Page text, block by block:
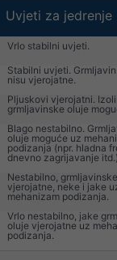
Uvjeti za jedrenje
Vrlo stabilni uvjeti.
Stabilni uvjeti.
nisu vjerojatne.
Pljuskovi vjerojatni.
grmljavinske oluje
Blago nestabilno.
oluje moguće uz
podizanja (npr. hladna
dnevno zagrijavanje
Nestabilno,
vjerojatne, neke i jake
mehanizam podizanja.
Vrlo nestabilno, jake
oluje vjerojatne uz
podizanja.